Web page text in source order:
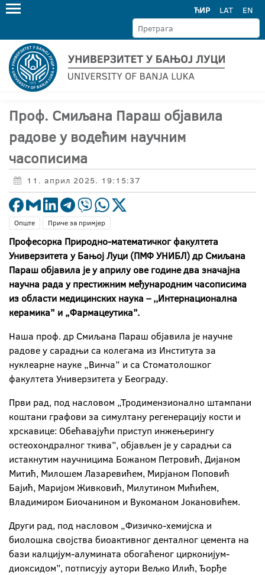
ЋИР LAT EN
Проф. Смиљана Параш објавила
радове у водећим научним
часописима
11. април 2025. 19:15:37
Опште Приче за примјер
Професорка Природно-математичког факултета
Универзитета у Бањој Луци (ПМФ УНИБЛ) др Смиљана
Параш објавила је у априлу ове године два значајна
научна рада у престижним међународним часописима
из области медицинских наука – ,,Интернационална
керамика” и „Фармацеутика”.
Наша проф. др Смиљана Параш објавила је научне
радове у сарадњи са колегама из Института за
нуклеарне науке „Винча” и са Стоматолошког
факултета Универзитета у Београду.
Први рад, под насловом „Тродимензионално штампани
коштани графови за симултану регенерацију кости и
хрскавице: Обећавајући приступ инжењерингу
остеохондралног ткива”, објављен је у сарадњи са
истакнутим научницима Божаном Петровић, Дијаном
Митић, Милошем Лазаревићем, Мирјаном Поповић
Бајић, Маријом Живковић, Милутином Мићићем,
Владимиром Биочанином и Вукоманом Јокановићем.
Други рад, под насловом „Физичко-хемијска и
биолошка својства биоактивног денталног цемента на
бази калцијум-алумината обогаћеног цирконијум-
диоксидом”, потписују аутори Вељко Илић, Ђорђе